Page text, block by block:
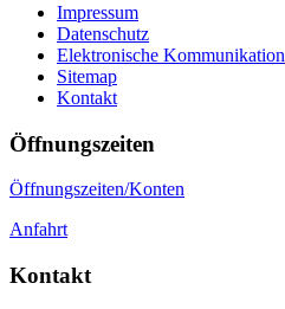
Impressum
Datenschutz
Elektronische Kommunikation
Sitemap
Kontakt
Öffnungszeiten
Öffnungszeiten/Konten
Anfahrt
Kontakt